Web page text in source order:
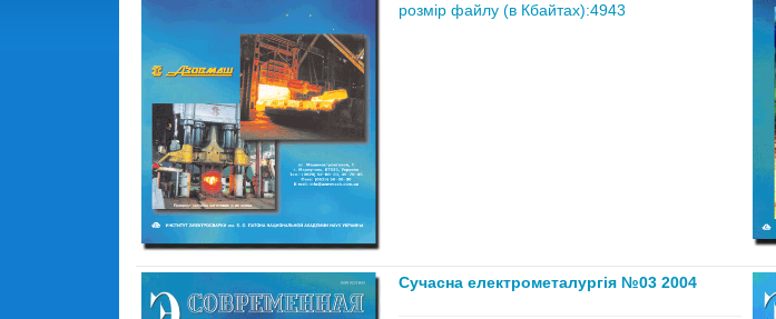
розмір файлу (в Кбайтах):4943
Сучасна електрометалургія №03 2004